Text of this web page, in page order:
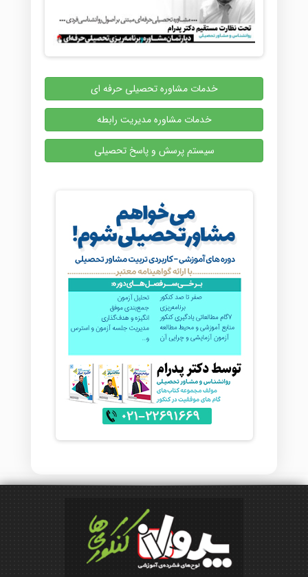
خدمات مشاوره تحصیلی حرفه ای
خدمات مشاوره مدیریت رابطه
سیستم پرسش و پاسخ تحصیلی